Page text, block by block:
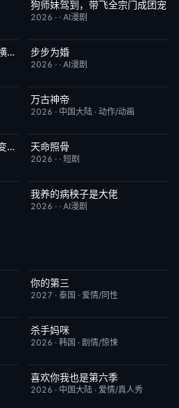
完结 10.0
狗师妹驾到，带飞全宗门成团宠
2026 · · AI漫剧
两界穿梭：我用热武器物理横推修真界 完结
步步为婚
2026 · · AI漫剧
更新至第7集
万古神帝
2026 · 中国大陆 · 动作/动画
和嫡姐进错婚房，清冷权臣变忠犬 完结
天命照骨
2026 · · 短剧
完结
我养的病秧子是大佬
2026 · · AI漫剧
更新至第02集
你的第三
2027 · 泰国 · 爱情/同性
更新至第02集
杀手妈咪
2026 · 韩国 · 剧情/惊悚
昨日更新
喜欢你我也是第六季
2026 · 中国大陆 · 爱情/真人秀